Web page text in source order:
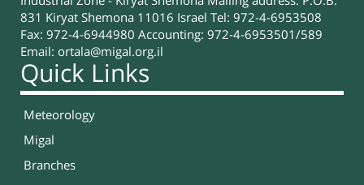
831 Kiryat Shemona 11016 Israel Tel: 972-4-6953508
Fax: 972-4-6944980 Accounting: 972-4-6953501/589
Email: ortala@migal.org.il
Quick Links
Meteorology
Migal
Branches